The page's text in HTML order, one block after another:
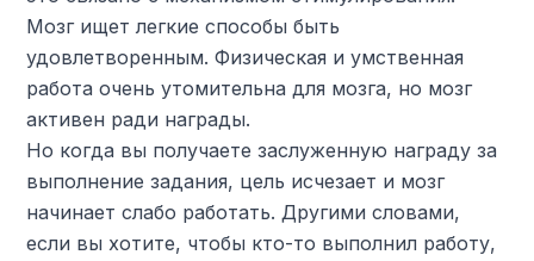
Мозг ищет легкие способы быть
удовлетворенным. Физическая и умственная
работа очень утомительна для мозга, но мозг
активен ради награды.
Но когда вы получаете заслуженную награду за
выполнение задания, цель исчезает и мозг
начинает слабо работать. Другими словами,
если вы хотите, чтобы кто-то выполнил работу,